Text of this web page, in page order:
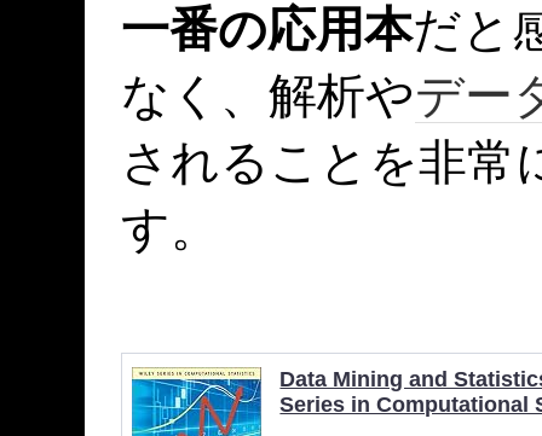
一番の応用本だと
なく、解析やデー
されることを非常
す。
Data Mining and
Series in Computational